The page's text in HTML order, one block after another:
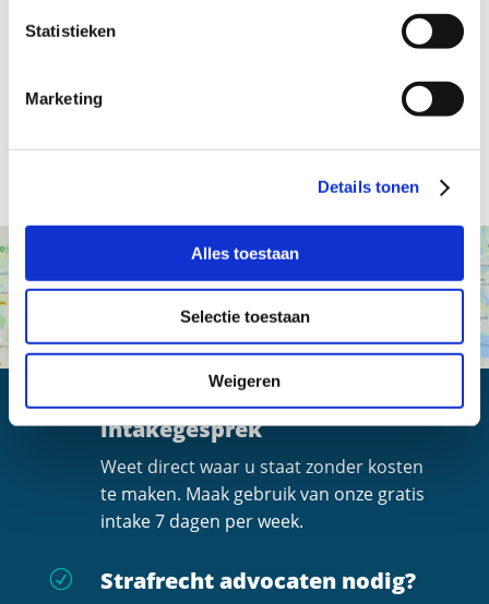
Statistieken
Marketing
Details tonen
Alles toestaan
Selectie toestaan
Weigeren
9 Verdacht van zedendelict
9 Verdacht van vandalisme
Dagvaarding rijden onder invloed
R
Altijd een gratis
intakegesprek
Weet direct waar u staat zonder kosten
te maken. Maak gebruik van onze gratis
intake 7 dagen per week.
R Strafrecht advocaten nodig?